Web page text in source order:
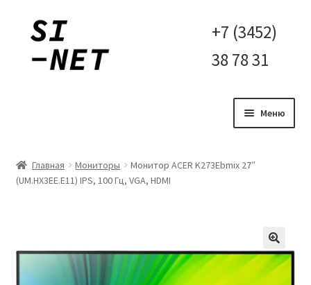
Перейти
навигации
Перейти
содержимому
+7 (3452)
38 78 31
Меню
Контакты
Мой аккаунт
Главная Мониторы
Монитор ACER K273Ebmix 27″
(UM.HX3EE.E11) IPS, 100 Гц, VGA, HDMI